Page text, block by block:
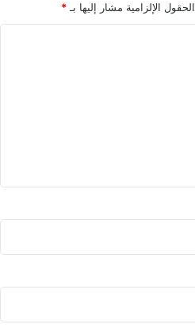
الحقول الإلزامية مشار إليها بـ *